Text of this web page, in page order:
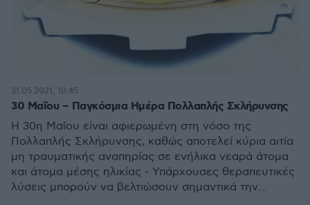
30 Μαΐου – Παγκόσμια Ημέρα Πολλαπλής Σκλήρυνσης
Η 30η Μαΐου είναι αφιερωμένη στη νόσο της
Πολλαπλής Σκλήρυνσης, καθώς αποτελεί κύρια αιτία
μη τραυματικής αναπηρίας σε ενήλικα νεαρά άτομα
και άτομα μέσης ηλικίας - Υπάρχουσες θεραπευτικές
λύσεις μπορούν να βελτιώσουν σημαντικά την
31.05.2021, 10:45